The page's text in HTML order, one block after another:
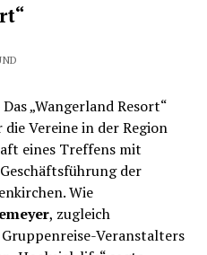
„Wangerland Resort“
Vereine in der Region
eines Treffens mit
der
Wie
, zugleich
Veranstalters